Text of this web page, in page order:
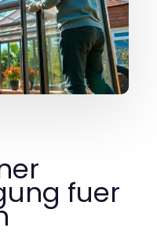
fuer